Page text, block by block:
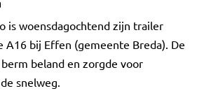
is woensdagochtend zijn trailer
A16 bij Effen (gemeente Breda). De
beland en zorgde voor
snelweg.